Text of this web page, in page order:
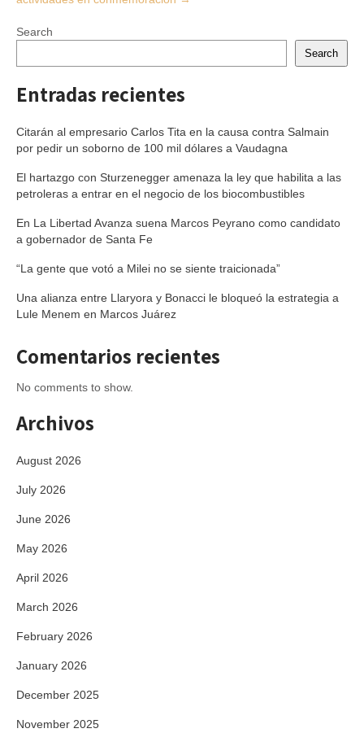
Search
Search
Entradas recientes
Citarán al empresario Carlos Tita en la causa contra Salmain
por pedir un soborno de 100 mil dólares a Vaudagna
El hartazgo con Sturzenegger amenaza la ley que habilita a las
petroleras a entrar en el negocio de los biocombustibles
En La Libertad Avanza suena Marcos Peyrano como candidato
a gobernador de Santa Fe
“La gente que votó a Milei no se siente traicionada”
Una alianza entre Llaryora y Bonacci le bloqueó la estrategia a
Lule Menem en Marcos Juárez
Comentarios recientes
No comments to show.
Archivos
August 2026
July 2026
June 2026
May 2026
April 2026
March 2026
February 2026
January 2026
December 2025
November 2025